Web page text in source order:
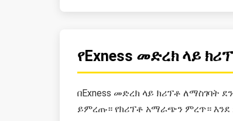
የExness መድረክ ላይ
በExness መድረክ ላይ ክሪፕቶ ለማስገባት
ይምረጡ። የክሪፕቶ አማራጭን ምረጥ። እንደ